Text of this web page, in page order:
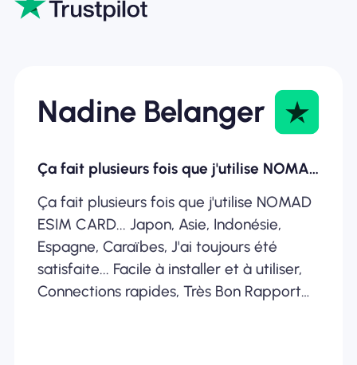
Nadine Belanger
Ça fait plusieurs fois que j'utilise NOMAD ESIM
Ça fait plusieurs fois que j'utilise NOMAD
ESIM CARD... Japon, Asie, Indonésie,
Espagne, Caraïbes, J'ai toujours été
satisfaite... Facile à installer et à utiliser,
Connections rapides, Très Bon Rapport